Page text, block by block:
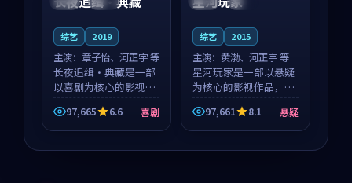
遇到告别都浸着真实情
综艺 2019
主演： 章子怡、河正宇 等
长夜追缉·典藏是一部
以喜剧为核心的影视作
品，围绕危机、反转与
人物成长展开，整体节
奏紧凑，值得推荐观
97,665 6.6 喜剧
综艺 2015
主演： 黄渤、河正宇 等
星河玩家是一部以悬疑
为核心的影视作品，围
绕危机、反转与人物成
长展开，整体节奏紧
凑，值得推荐观看。
97,661 8.1 悬疑